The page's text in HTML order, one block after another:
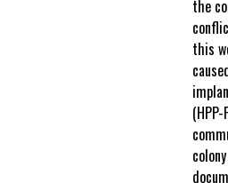
the
this